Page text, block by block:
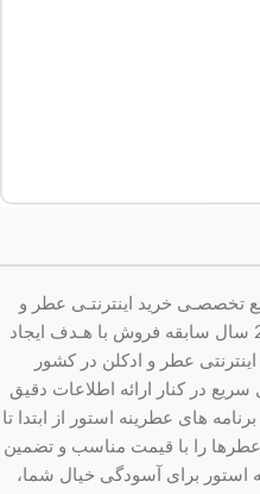
تخصصـی خرید اینترنتـی عطر و
ادکلن و آرایشی بهداشتی با بیش از 20 سال سابقه فروش با هـدف ایجاد
عطر و ادکلن در کشور
در کنار ارائه اطلاعات دقیق
های عطرینه استور از ابتدا تا
را با قیمت مناسب و تضمین
استور برای آسودگی خیال شما،